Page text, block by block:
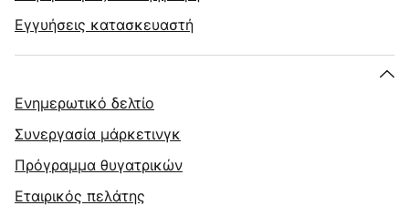
Εγγυήσεις κατασκευαστή
Ενημερωτικό δελτίο
Συνεργασία μάρκετινγκ
Πρόγραμμα θυγατρικών
Εταιρικός πελάτης